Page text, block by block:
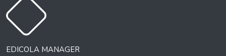
EDICOLA MANAGER